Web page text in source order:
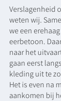
Verslagenheid
weten wij.
we een
eerbetoon.
naar het
gaan eerst
kleding uit te
Het is even na
aankomen bij